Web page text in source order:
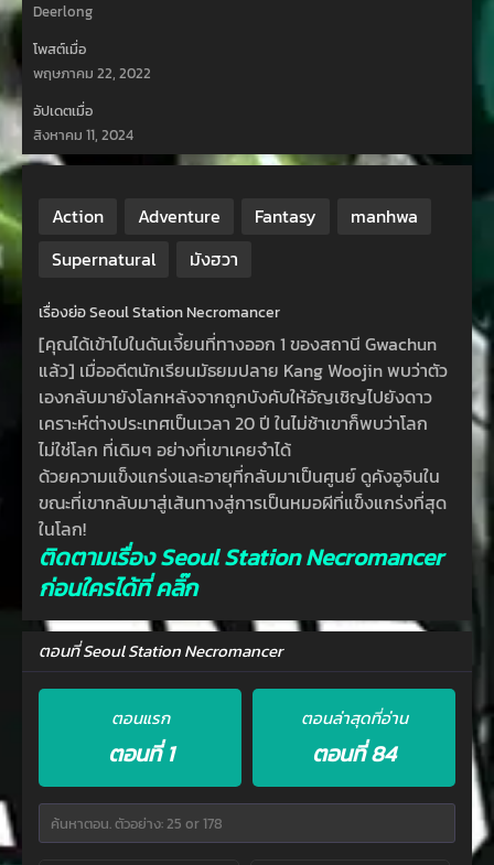
Deerlong
โพสต์เมื่อ
พฤษภาคม 22, 2022
อัปเดตเมื่อ
สิงหาคม 11, 2024
Action Adventure Fantasy
manhwa
Supernatural
มังฮวา
เรื่องย่อ Seoul Station Necromancer
[คุณได้เข้าไปในดันเจี้ยนที่ทางออก 1 ของสถานี Gwachun
แล้ว] เมื่ออดีตนักเรียนมัธยมปลาย Kang Woojin พบว่าตัว
เองกลับมายังโลกหลังจากถูกบังคับให้อัญเชิญไปยังดาว
เคราะห์ต่างประเทศเป็นเวลา 20 ปี ในไม่ช้าเขาก็พบว่าโลก
ไม่ใช่โลก ที่เดิมๆ อย่างที่เขาเคยจำได้
ด้วยความแข็งแกร่งและอายุที่กลับมาเป็นศูนย์ ดูคังอูจินใน
ขณะที่เขากลับมาสู่เส้นทางสู่การเป็นหมอผีที่แข็งแกร่งที่สุด
ในโลก!
ติดตามเรื่อง Seoul Station Necromancer
ก่อนใครได้ที่ คลิ๊ก
ตอนที่ Seoul Station Necromancer
ตอนแรก
ตอนที่ 1
ตอนล่าสุดที่อ่าน
ตอนที่ 84